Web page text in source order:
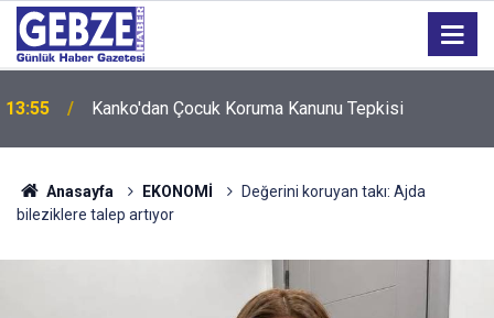
13:55 Kanko'dan Çocuk Koruma Kanunu Tepkisi
Anasayfa EKONOMİ
Değerini koruyan takı: Ajda
bileziklere talep artıyor